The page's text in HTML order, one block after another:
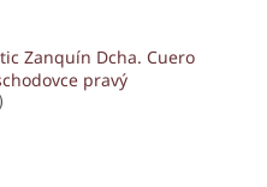
Zanquín Dcha. Cuero
pravý